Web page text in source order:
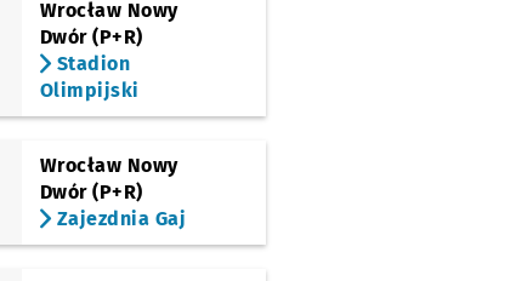
Wrocław Nowy
Dwór (P+R)
Stadion
Olimpijski
Wrocław Nowy
Dwór (P+R)
Zajezdnia Gaj